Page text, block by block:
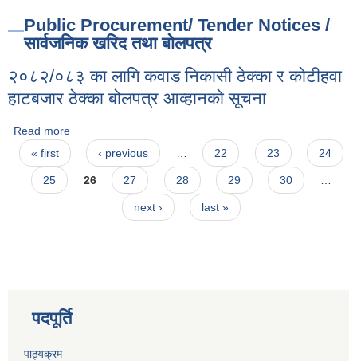
Public Procurement/ Tender Notices /
सार्वजनिक खरिद तथा बोलपत्र
२०८२/०८३ का लागि कवाड निकासी ठेक्का र कोटीहवा
हाटबजार ठेक्का बोलपत्र आव्हानको सूचना
Read more
ठेक्का बोलपत्र आव्हानको सूचना
Pages
« first ‹ previous … 22 23 24
25 26 27 28 29 30 …
next › last »
पदपूर्ति
पाठ्यक्रम